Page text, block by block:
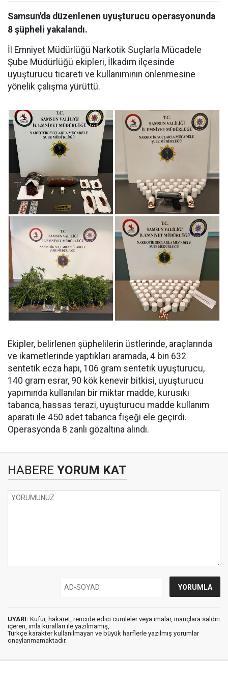
Samsun'da düzenlenen uyuşturucu operasyonunda
8 şüpheli yakalandı.
İl Emniyet Müdürlüğü Narkotik Suçlarla Mücadele
Şube Müdürlüğü ekipleri, İlkadım ilçesinde
uyuşturucu ticareti ve kullanımının önlenmesine
yönelik çalışma yürüttü.
Ekipler, belirlenen şüphelilerin üstlerinde, araçlarında
ve ikametlerinde yaptıkları aramada, ⁠4 bin 632
sentetik ecza hapı, 106 gram sentetik uyuşturucu,
140 gram esrar, 90 kök kenevir bitkisi, uyuşturucu
yapımında kullanılan bir miktar madde, kurusıkı
tabanca, hassas terazi, uyuşturucu madde kullanım
aparatı ile 450 adet tabanca fişeği ele geçirdi.
Operasyonda 8 zanlı gözaltına alındı.
HABERE YORUM KAT
UYARI: Küfür, hakaret, rencide edici cümleler veya imalar, inançlara saldırı
içeren, imla kuralları ile yazılmamış,
Türkçe karakter kullanılmayan ve büyük harflerle yazılmış yorumlar
onaylanmamaktadır.